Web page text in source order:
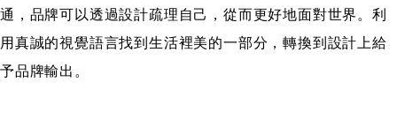
通，品牌可以透過設計疏理自己，從而更好地面對世界。利
用真誠的視覺語言找到生活裡美的一部分，轉換到設計上給
予品牌輸出。